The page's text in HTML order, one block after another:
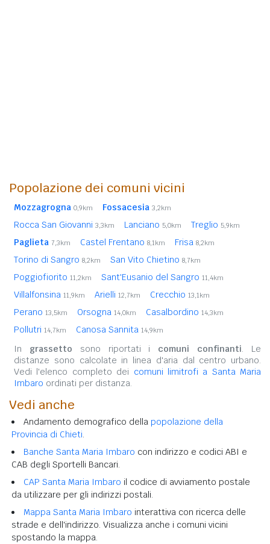
Popolazione dei comuni vicini
Mozzagrogna 0,9km Fossacesia 3,2km
Rocca San Giovanni 3,3km Lanciano 5,0km Treglio 5,9km
Paglieta 7,3km Castel Frentano 8,1km Frisa 8,2km
Torino di Sangro 8,2km San Vito Chietino 8,7km
Poggiofiorito 11,2km Sant'Eusanio del Sangro 11,4km
Villalfonsina 11,9km Arielli 12,7km Crecchio 13,1km
Perano 13,5km Orsogna 14,0km Casalbordino 14,3km
Pollutri 14,7km Canosa Sannita 14,9km
In grassetto sono riportati i comuni confinanti. Le
distanze sono calcolate in linea d'aria dal centro urbano.
Vedi l'elenco completo dei comuni limitrofi a Santa Maria
Imbaro ordinati per distanza.
Vedi anche
Andamento demografico della popolazione della
Provincia di Chieti.
Banche Santa Maria Imbaro con indirizzo e codici ABI e
CAB degli Sportelli Bancari.
CAP Santa Maria Imbaro il codice di avviamento postale
da utilizzare per gli indirizzi postali.
Mappa Santa Maria Imbaro interattiva con ricerca delle
strade e dell'indirizzo. Visualizza anche i comuni vicini
spostando la mappa.